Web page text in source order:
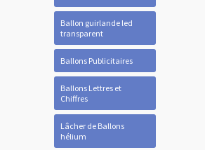
Ballon guirlande led
transparent
Ballons Publicitaires
Ballons Lettres et
Chiffres
Lâcher de Ballons
hélium